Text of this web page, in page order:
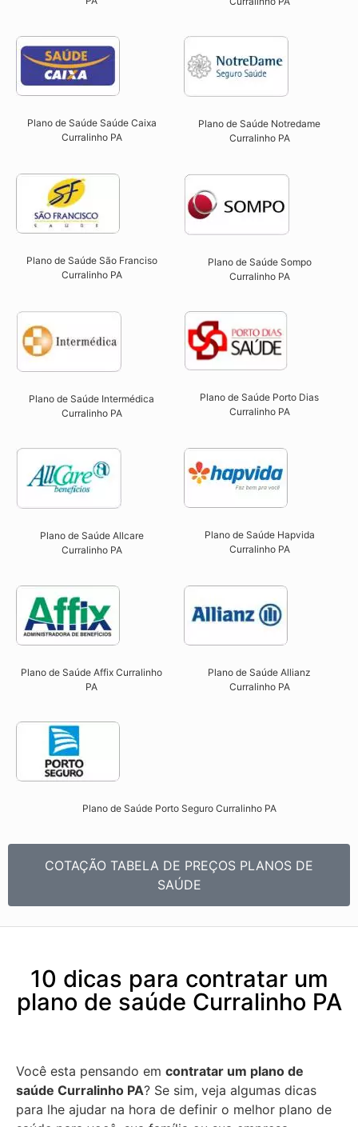
Plano de Saúde Saúde Caixa
Curralinho PA​
Plano de Saúde Notredame
Curralinho PA​
Plano de Saúde São Franciso
Curralinho PA​
Plano de Saúde Sompo
Curralinho PA​
Plano de Saúde Intermédica
Curralinho PA​
Plano de Saúde Porto Dias
Curralinho PA
Plano de Saúde Allcare
Curralinho PA​
Plano de Saúde Hapvida
Curralinho PA​
Plano de Saúde Affix Curralinho
PA​
Plano de Saúde Allianz
Curralinho PA​
Plano de Saúde Porto Seguro Curralinho PA​
COTAÇÃO TABELA DE PREÇOS PLANOS DE
SAÚDE
10 dicas para contratar um
plano de saúde Curralinho PA
Você esta pensando em contratar um plano de
saúde Curralinho PA? Se sim, veja algumas dicas
para lhe ajudar na hora de definir o melhor plano de